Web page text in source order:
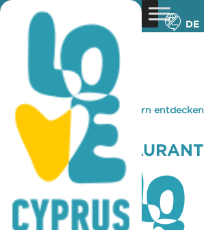
DE
You are here: Home »Zypern entdecken
LEKANTO RESTAURANT
LEKANTO RESTAURANT